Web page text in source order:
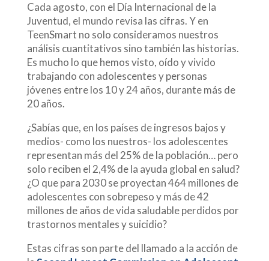
Cada agosto, con el Día Internacional de la
Juventud, el mundo revisa las cifras. Y en
TeenSmart no solo consideramos nuestros
análisis cuantitativos sino también las historias.
Es mucho lo que hemos visto, oído y vivido
trabajando con adolescentes y personas
jóvenes entre los 10 y 24 años, durante más de
20 años.
¿Sabías que, en los países de ingresos bajos y
medios- como los nuestros- los adolescentes
representan más del 25% de la población… pero
solo reciben el 2,4% de la ayuda global en salud?
¿O que para 2030 se proyectan 464 millones de
adolescentes con sobrepeso y más de 42
millones de años de vida saludable perdidos por
trastornos mentales y suicidio?
Estas cifras son parte del llamado a la acción de